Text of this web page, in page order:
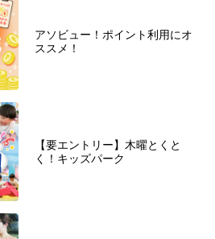
アソビュー！ポイント利用にオ
ススメ！
【要エントリー】木曜とくと
く！キッズパーク